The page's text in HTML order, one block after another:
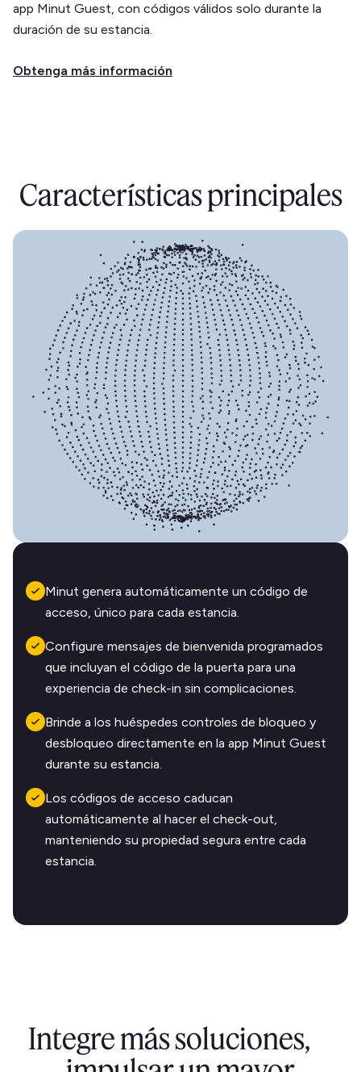
app Minut Guest, con códigos válidos solo durante la
duración de su estancia.
Obtenga más información
Características principales
Minut genera automáticamente un código de
acceso, único para cada estancia.
Configure mensajes de bienvenida programados
que incluyan el código de la puerta para una
experiencia de check-in sin complicaciones.
Brinde a los huéspedes controles de bloqueo y
desbloqueo directamente en la app Minut Guest
durante su estancia.
Los códigos de acceso caducan
automáticamente al hacer el check-out,
manteniendo su propiedad segura entre cada
estancia.
Integre más soluciones,